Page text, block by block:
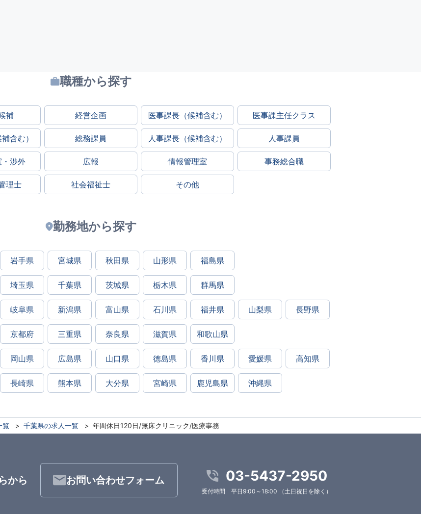
職種から探す
補 経営企画 医事課長（候補含む） 医事課主任クラス
含む） 総務課員 人事課長（候補含む） 人事課員
渉外 広報 情報管理室 事務総合職
理士 社会福祉士 その他
勤務地から探す
岩手県 宮城県 秋田県 山形県 福島県
埼玉県 千葉県 茨城県 栃木県 群馬県
岐阜県 新潟県 富山県 石川県 福井県 山梨県 長野県
京都府 三重県 奈良県 滋賀県 和歌山県
岡山県 広島県 山口県 徳島県 香川県 愛媛県 高知県
長崎県 熊本県 大分県 宮崎県 鹿児島県 沖縄県
覧 千葉県の求人一覧 年間休日120日/無床クリニック/医療事務
から お問い合わせフォーム 03-5437-2950
受付時間 平日9:00～18:00 （土日祝日を除く）